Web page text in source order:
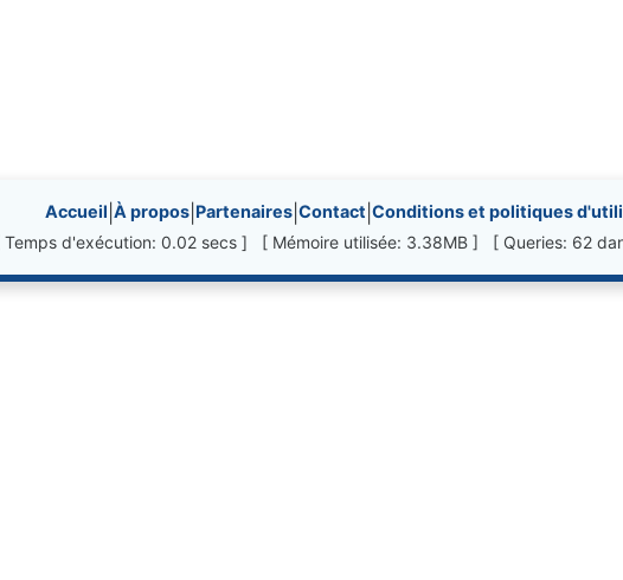
links, etc.
Accueil À propos Partenaires Contact Conditions et politiques
Temps d'exécution: 0.02 secs ] [ Mémoire utilisée: 3.38MB ] [ Queries: 62